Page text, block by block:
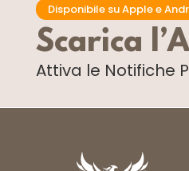
Disponibile su Apple e
Scarica
Attiva le Notifiche